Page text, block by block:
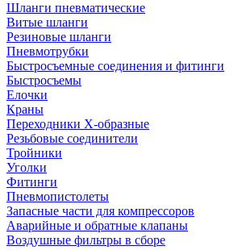
Шланги пневматические
Витые шланги
Резиновые шланги
Пневмотрубки
Быстросъемные соединения и фитинги
Быстросъемы
Елочки
Краны
Переходники Х-образные
Резьбовые соединители
Тройники
Уголки
Фитинги
Пневмопистолеты
Запасные части для компрессоров
Аварийные и обратные клапаны
Воздушные фильтры в сборе